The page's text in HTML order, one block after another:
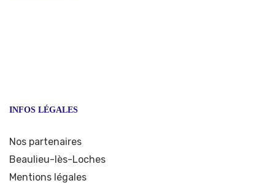
INFOS LÉGALES
Nos partenaires
Beaulieu-lès-Loches
Mentions légales